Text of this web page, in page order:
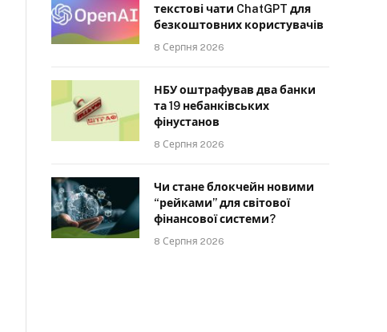
текстові чати ChatGPT для
безкоштовних користувачів
8 Серпня 2026
НБУ оштрафував два банки
та 19 небанківських
фінустанов
8 Серпня 2026
Чи стане блокчейн новими
“рейками” для світової
фінансової системи?
8 Серпня 2026